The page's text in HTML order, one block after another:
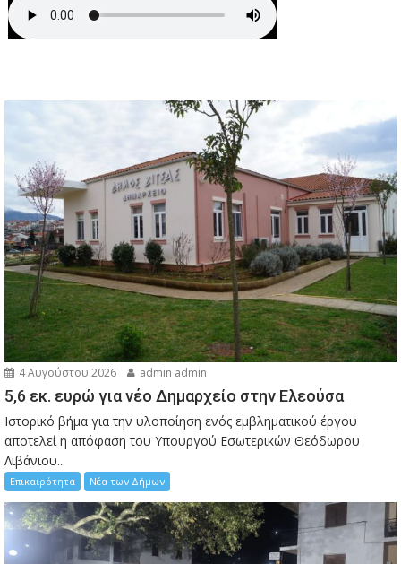
4 Αυγούστου 2026 admin admin
5,6 εκ. ευρώ για νέο Δημαρχείο στην Ελεούσα
Ιστορικό βήμα για την υλοποίηση ενός εμβληματικού έργου
αποτελεί η απόφαση του Υπουργού Εσωτερικών Θεόδωρου
Λιβάνιου...
Επικαιρότητα Νέα των Δήμων